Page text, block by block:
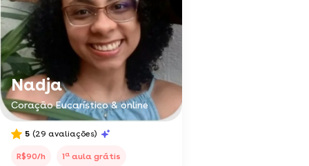
Nadja
Coração Eucarístico & online
5 (29 avaliações)
R$90/h 1a aula grátis